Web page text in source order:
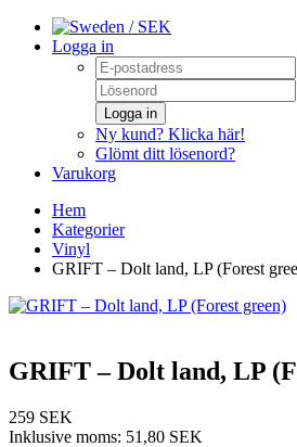
/ SEK
Logga in
Logga in
Ny kund? Klicka här!
Glömt ditt lösenord?
Varukorg
Hem
Kategorier
Vinyl
GRIFT – Dolt land, LP (Forest
GRIFT – Dolt land, LP
259 SEK
Inklusive moms: 51,80 SEK